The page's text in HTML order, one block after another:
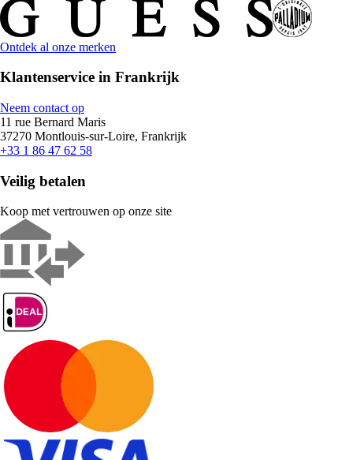
Ontdek al onze merken
Klantenservice in Frankrijk
Neem contact op
11 rue Bernard Maris
37270 Montlouis-sur-Loire, Frankrijk
+33 1 86 47 62 58
Veilig betalen
Koop met vertrouwen op onze site